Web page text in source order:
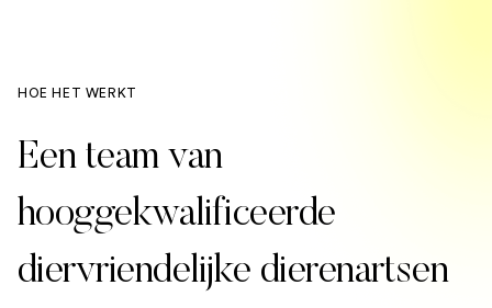
HOE HET WERKT
Een team van
hooggekwalificeerde
diervriendelijke dierenartsen